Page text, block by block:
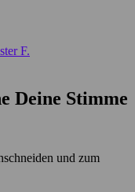
F.
Deine Stimme
und zum